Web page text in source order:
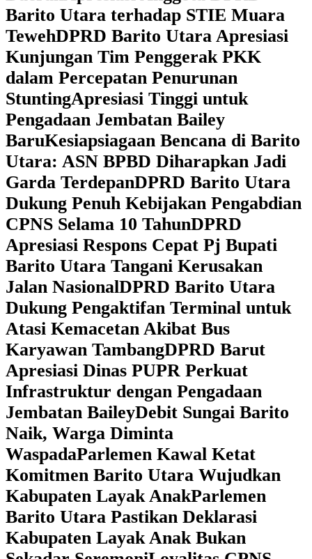
Barito Utara terhadap STIE Muara
TewehDPRD Barito Utara Apresiasi
Kunjungan Tim Penggerak PKK
dalam Percepatan Penurunan
StuntingApresiasi Tinggi untuk
Pengadaan Jembatan Bailey
BaruKesiapsiagaan Bencana di Barito
Utara: ASN BPBD Diharapkan Jadi
Garda TerdepanDPRD Barito Utara
Dukung Penuh Kebijakan Pengabdian
CPNS Selama 10 TahunDPRD
Apresiasi Respons Cepat Pj Bupati
Barito Utara Tangani Kerusakan
Jalan NasionalDPRD Barito Utara
Dukung Pengaktifan Terminal untuk
Atasi Kemacetan Akibat Bus
Karyawan TambangDPRD Barut
Apresiasi Dinas PUPR Perkuat
Infrastruktur dengan Pengadaan
Jembatan BaileyDebit Sungai Barito
Naik, Warga Diminta
WaspadaParlemen Kawal Ketat
Komitmen Barito Utara Wujudkan
Kabupaten Layak AnakParlemen
Barito Utara Pastikan Deklarasi
Kabupaten Layak Anak Bukan